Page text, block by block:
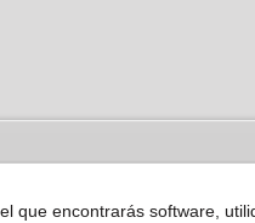
que encontrarás software,